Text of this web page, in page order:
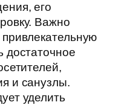
его
Важно
достаточное
и санузлы.
уделить